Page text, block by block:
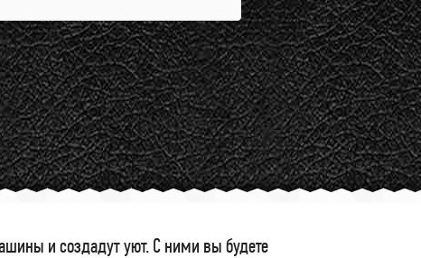
и создадут уют. С ними вы будете